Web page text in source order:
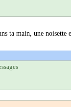
ta main, une noisette